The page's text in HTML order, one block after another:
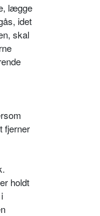
lægge
idet
skal
fjerner
holdt